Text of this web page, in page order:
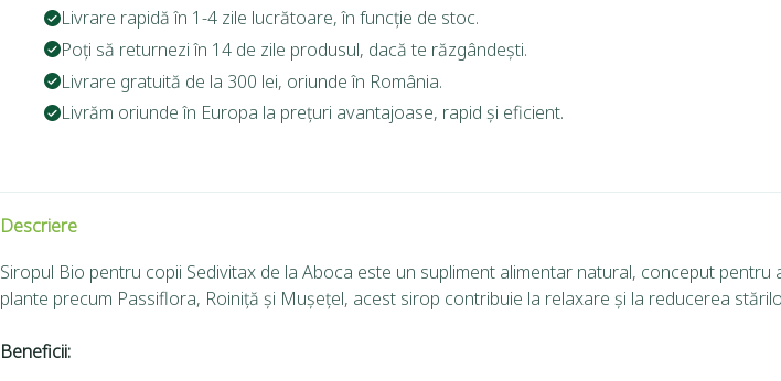
Livrare rapidă în 1-4 zile lucrătoare, în funcție de stoc.
Poți să returnezi în 14 de zile produsul, dacă te răzgândești.
Livrare gratuită de la 300 lei, oriunde în România.
Livrăm oriunde în Europa la prețuri avantajoase, rapid și eficient.
Descriere
Siropul Bio pentru copii Sedivitax de la Aboca este un supliment alimentar natural, conceput
plante precum Passiflora, Roiniță și Mușețel, acest sirop contribuie la relaxare și la reducerea
Beneficii: